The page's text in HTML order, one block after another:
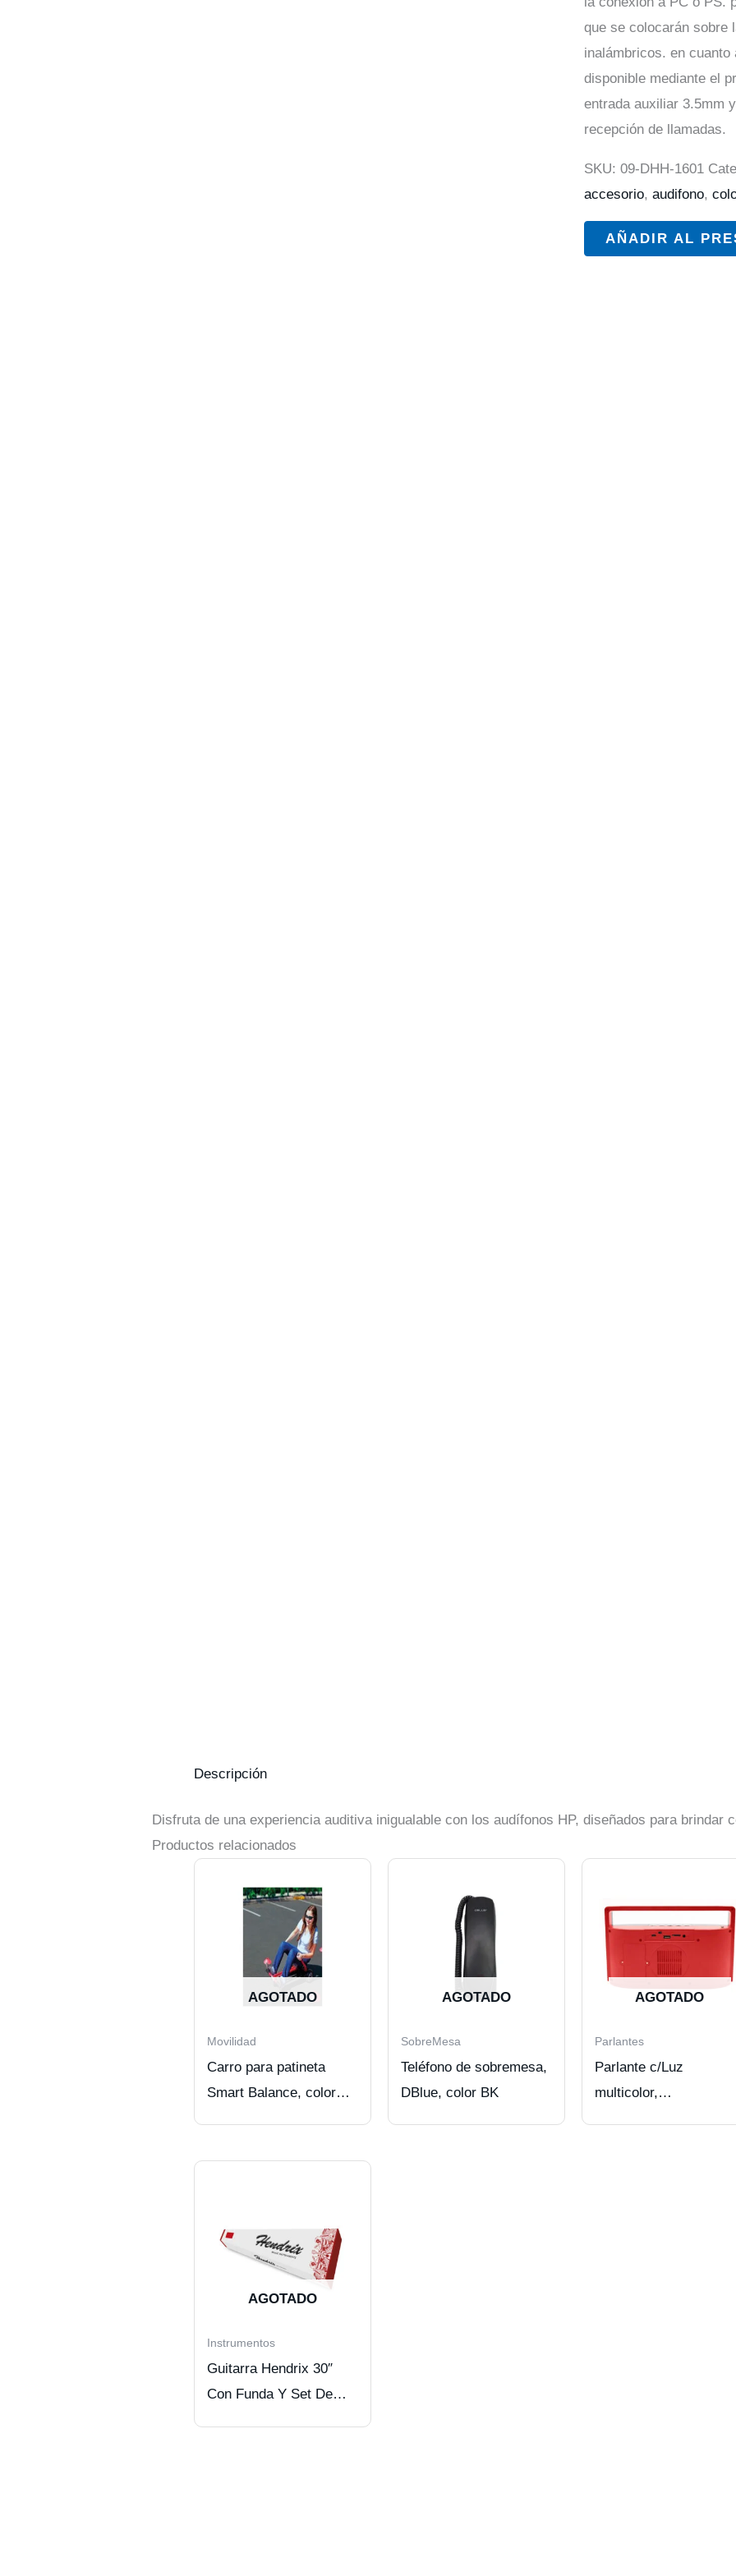
que se colocarán sobre
inalámbricos. en
disponible mediante el
entrada auxiliar 3.5mm
recepción de llamadas.
SKU: 09-DHH-1601
accesorio, audifono,
AÑADIR AL
Descripción
Disfruta de una experiencia auditiva inigualable con los audífonos HP, diseñados para brindar
Productos relacionados
AGOTADO
Movilidad
Carro para patineta
Smart Balance, color
AGOTADO
SobreMesa
Teléfono de sobremesa,
DBlue, color BK
AGOTADO
Parlantes
Parlante c/Luz
multicolor,
AGOTADO
Instrumentos
Guitarra Hendrix 30″
Con Funda Y Set De